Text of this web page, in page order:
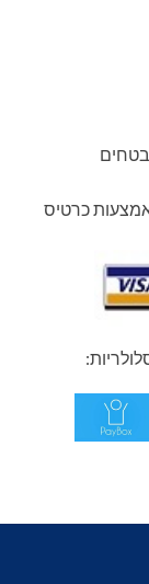
כרטיס